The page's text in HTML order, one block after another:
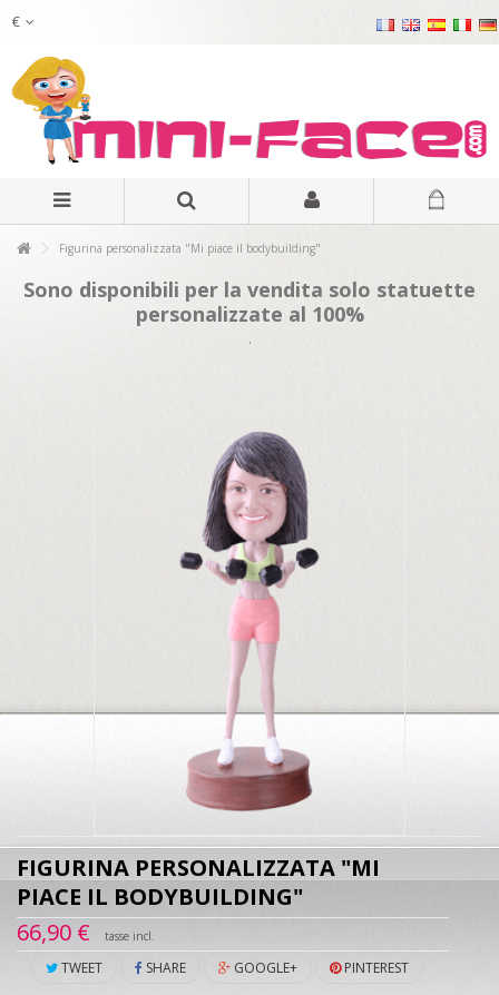
€
Figurina personalizzata "Mi piace il bodybuilding"
Sono disponibili per la vendita solo statuette
personalizzate al 100%
.
FIGURINA PERSONALIZZATA "MI
PIACE IL BODYBUILDING"
66,90 €
tasse incl.
TWEET SHARE GOOGLE+ PINTEREST